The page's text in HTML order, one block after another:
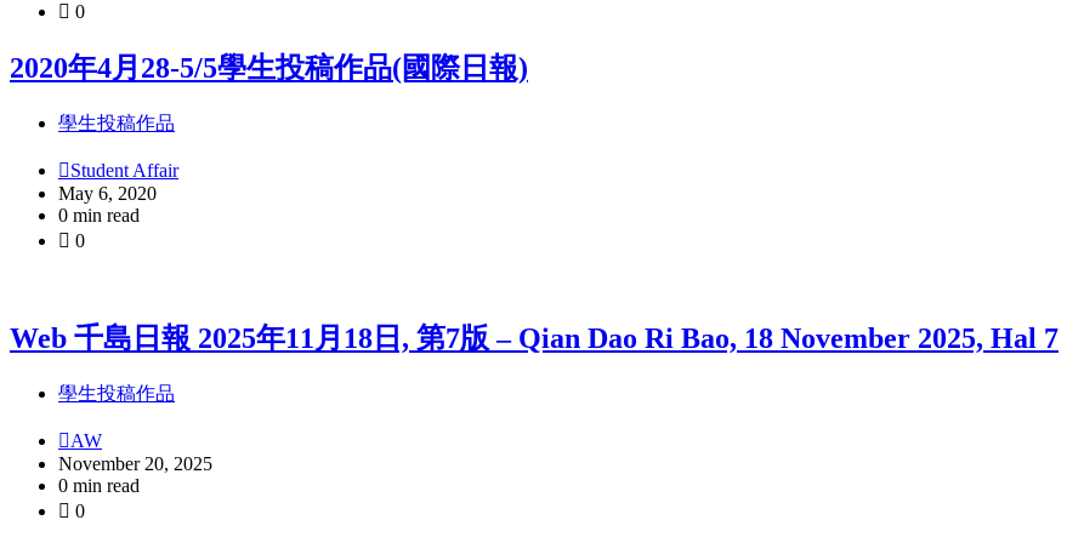
0
2020年4月28-5/5學生投稿作品(國際日報)
學生投稿作品
Student Affair
May 6, 2020
0 min read
0
Web 千島日報 2025年11月18日, 第7版 – Qian Dao Ri Bao, 18 November 2025, Hal 7
學生投稿作品
AW
November 20, 2025
0 min read
0